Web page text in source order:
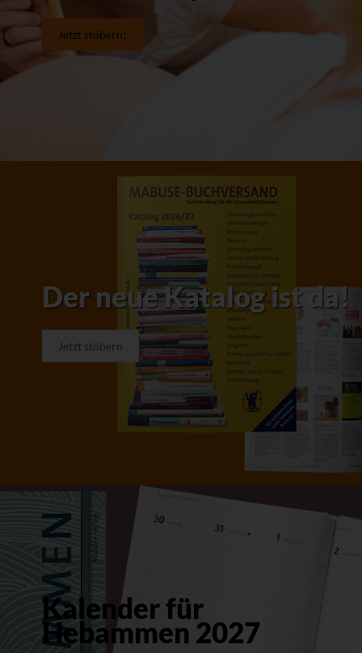
Jetzt stöbern!
Der neue Katalog ist da!
Jetzt stöbern
Kalender für
Hebammen 2027